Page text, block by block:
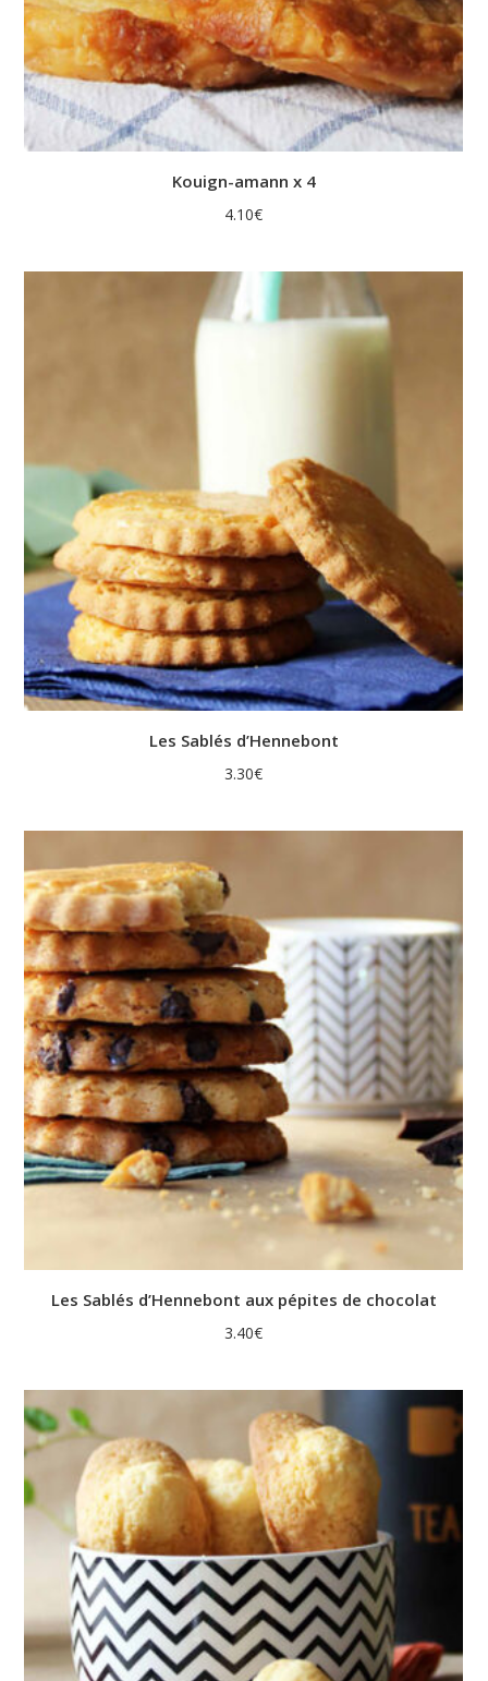
Kouign-amann x 4
4.10€
Les Sablés d’Hennebont
3.30€
Les Sablés d’Hennebont aux pépites de chocolat
3.40€